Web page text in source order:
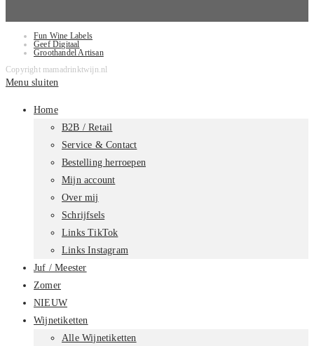
Fun Wine Labels
Geef Digitaal
Groothandel Artisan
Copyright mamadrinktwijn.nl
Menu sluiten
Home
B2B / Retail
Service & Contact
Bestelling herroepen
Mijn account
Over mij
Schrijfsels
Links TikTok
Links Instagram
Juf / Meester
Zomer
NIEUW
Wijnetiketten
Alle Wijnetiketten